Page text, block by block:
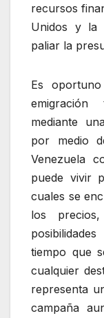
recursos
Unidos y la
paliar la
Es
mediante
por medio
Venezuela
puede vivir
cuales se
los
tiempo que
cualquier
representa
campaña